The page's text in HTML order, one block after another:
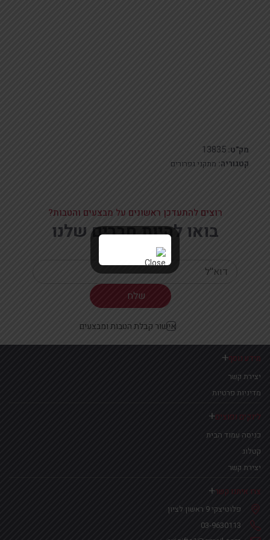
מק"ט: 13835
קטגוריה: מתקני גפרורים
רוצים להתעדכן ראשונים על מבצעים והטבות?
בואו להיות חברים שלנו
Your email
אישור קבלת הטבות ומבצעים
מידע נוסף
יצירת קשר
מדיניות פרטיות
לינקים נפוצים
כניסה עמוד הבית
קטלוג
יצירת קשר
צרו איתנו קשר
פלוטיצקי 9 ראשון לציון
03-9630113